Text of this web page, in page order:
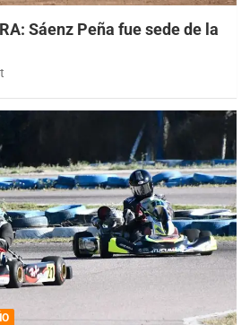
Sáenz Peña fue sede de la